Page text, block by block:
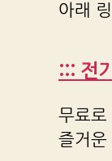
아래
::: 전
무료로
즐거